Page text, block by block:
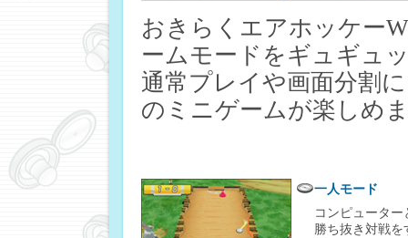
おきらくエアホッケー
ームモードをギュギュ
通常プレイや画面分割
のミニゲームが楽しめ
一人モード
コンピューター
勝ち抜き対戦を